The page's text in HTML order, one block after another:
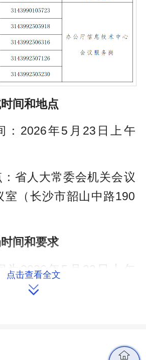
间和地点
：2026年5月23日上午
省人大常委会机关会议
室（长沙市韶山中路190
间和要求
为2026年5月23日上午
午8:00仍未到达省人大机
点击查看全文
